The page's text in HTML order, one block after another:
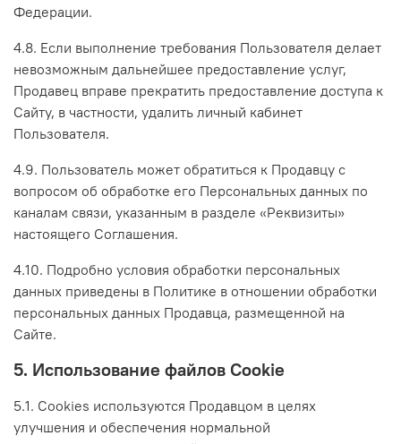
Федерации.
4.8. Если выполнение требования Пользователя делает
невозможным дальнейшее предоставление услуг,
Продавец вправе прекратить предоставление доступа к
Сайту, в частности, удалить личный кабинет
Пользователя.
4.9. Пользователь может обратиться к Продавцу с
вопросом об обработке его Персональных данных по
каналам связи, указанным в разделе «Реквизиты»
настоящего Соглашения.
4.10. Подробно условия обработки персональных
данных приведены в Политике в отношении обработки
персональных данных Продавца, размещенной на
Сайте.
5. Использование файлов Cookie
5.1. Сookies используются Продавцом в целях
улучшения и обеспечения нормальной